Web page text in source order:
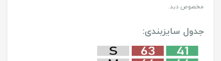
مخصوص دید.
جدول سایزبندی: